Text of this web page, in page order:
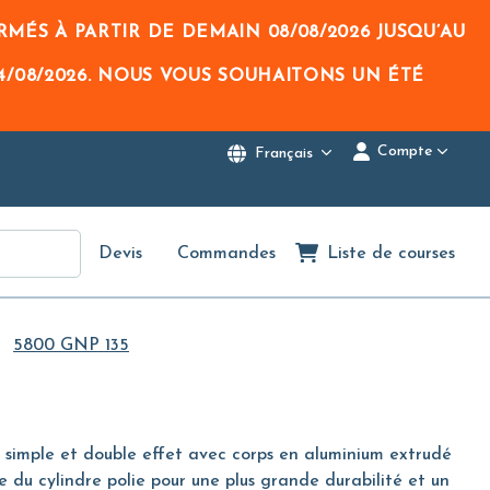
À PARTIR DE DEMAIN 08/08/2026JUSQU’AU
08/2026. NOUS VOUS SOUHAITONS UN ÉTÉ
Français Compte
Devis Commandes Liste de courses
5800 GNP 135
et double effet avec corps en aluminium extrudé
du cylindre polie pour une plus grande durabilité et un